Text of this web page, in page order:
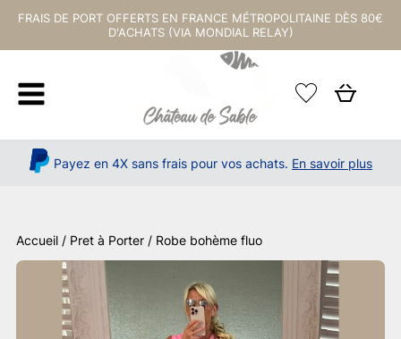
FRAIS DE PORT OFFERTS EN FRANCE MÉTROPOLITAINE DÈS 80€
D'ACHATS (VIA MONDIAL RELAY)
Payez en 4X sans frais pour vos achats. En savoir plus
Accueil / Pret à Porter / Robe bohème fluo